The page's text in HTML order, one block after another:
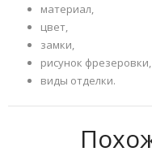
материал,
цвет,
замки,
рисунок фрезеровки,
виды отделки.